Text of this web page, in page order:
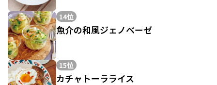
14位
魚介の和風ジェノベーゼ
15位
カチャトーラライス